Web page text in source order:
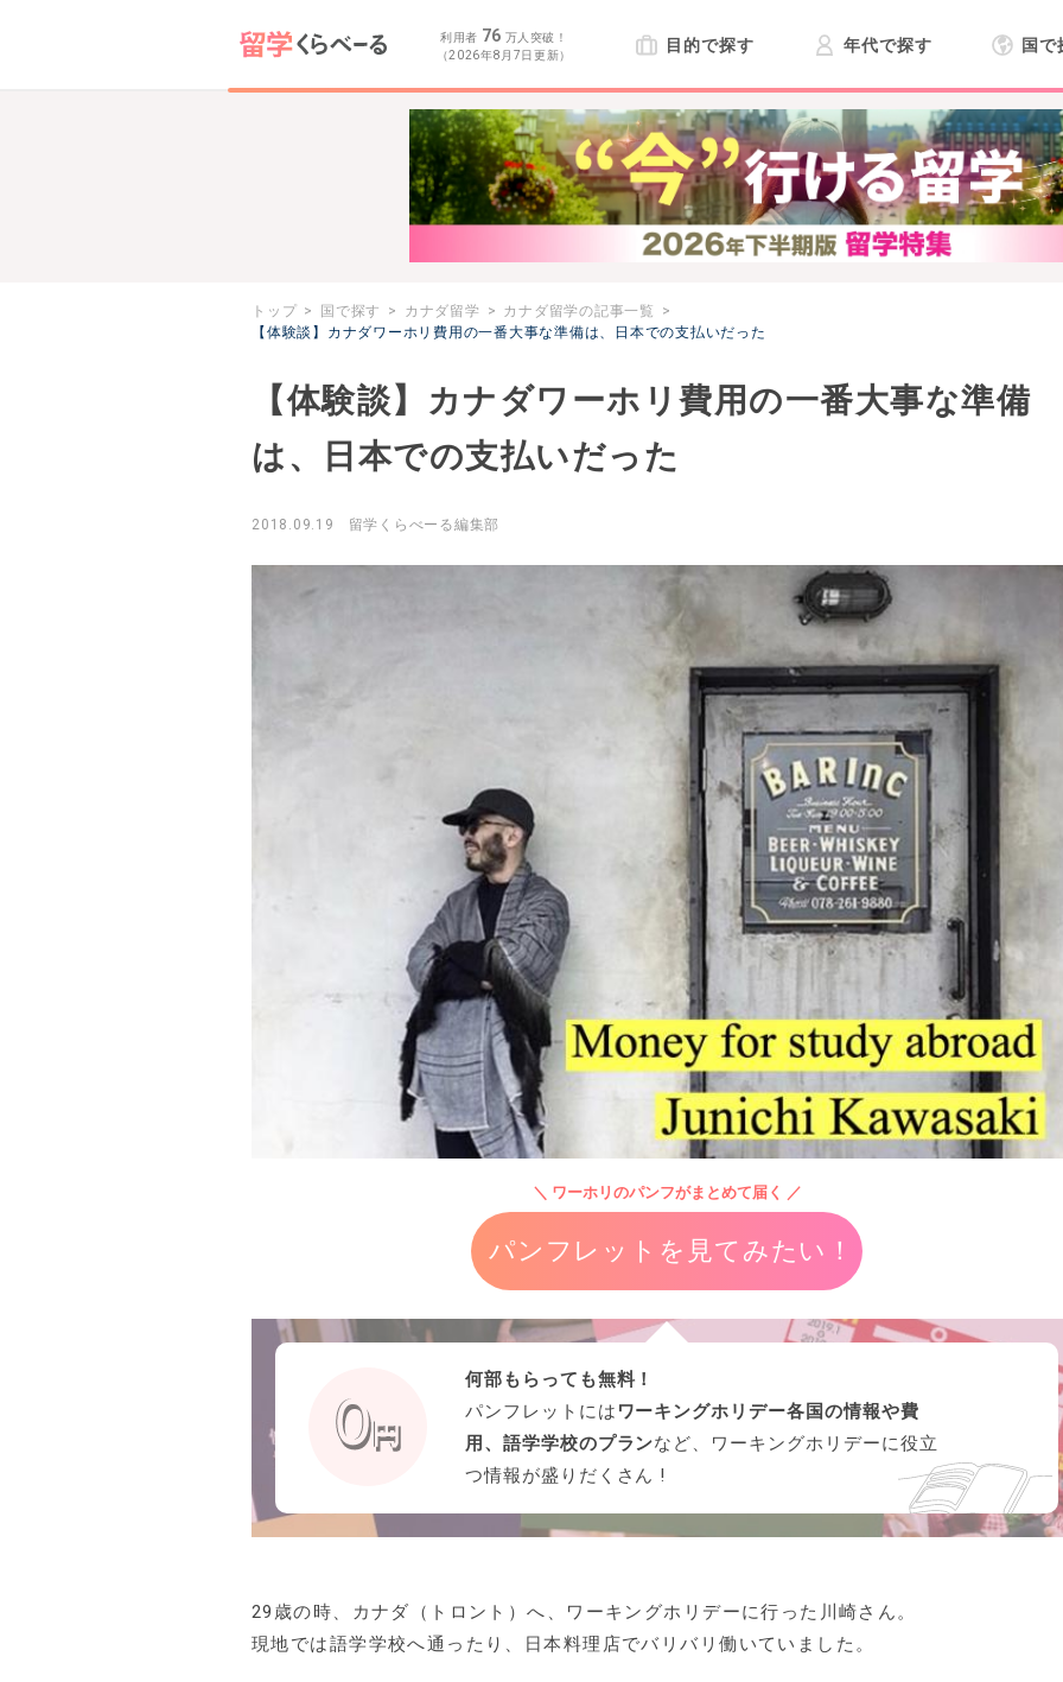
利用者 76 万人突破！
（2026年8月7日更新）
目的で探す 年代で探す 国で
トップ 国で探す カナダ留学
カナダ留学の記事一覧
【体験談】カナダワーホリ費用の一番大事な準備は、日本での支払いだった
【体験談】カナダワーホリ費用の一番大事な準備
は、日本での支払いだった
2018.09.19 留学くらべーる編集部
＼ ワーホリのパンフがまとめて届く ／
パンフレットを見てみたい！
何部もらっても無料！
パンフレットには ワーキングホリデー各国の情報や費
用、語学学校のプランなど、ワーキングホリデーに役立
つ情報が盛りだくさん !
29歳の時、カナダ（トロント）へ、ワーキングホリデーに行った川崎さん。
現地では語学学校へ通ったり、日本料理店でバリバリ働いていました。